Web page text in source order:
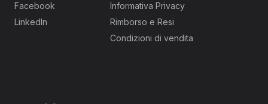
Facebook
LinkedIn
Informativa Privacy
Rimborso e Resi
Condizioni di vendita